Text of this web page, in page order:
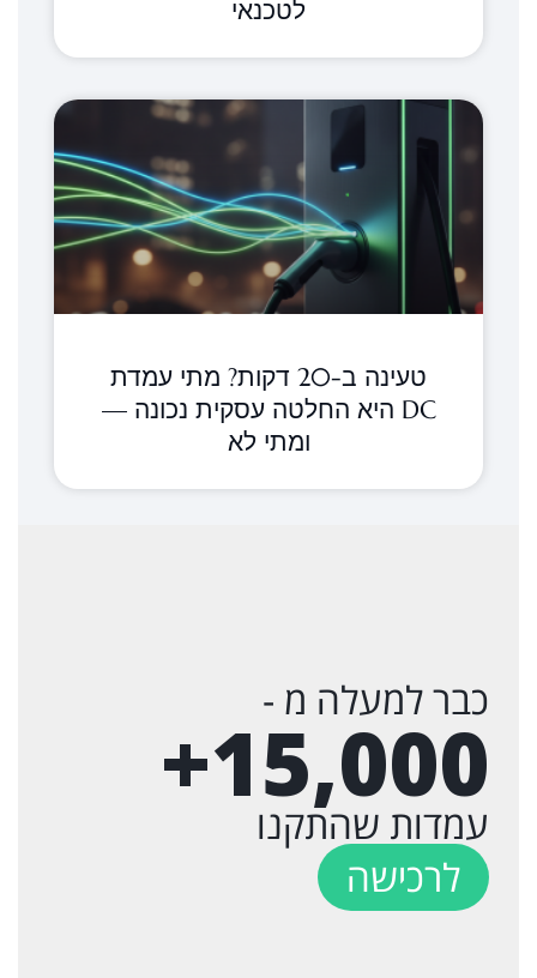
לטכנאי
טעינה ב-20 דקות? מתי עמדת
DC היא החלטה עסקית נכונה —
ומתי לא
כבר למעלה מ -
15,000
+
עמדות שהתקנו
לרכישה